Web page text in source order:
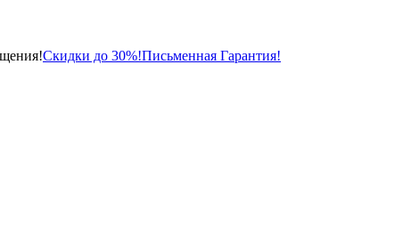
Скидки до 30%!Письменная Гарантия!